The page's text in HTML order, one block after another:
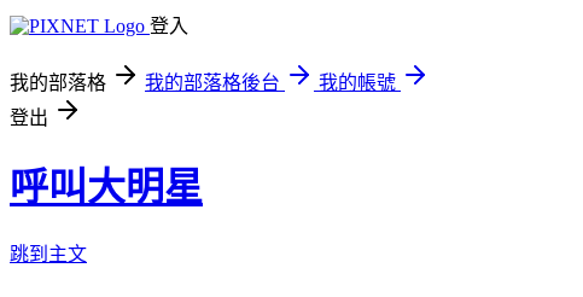
登入
我的部落格 我的部落格後台
我的帳號
登出
呼叫大明星
跳到主文